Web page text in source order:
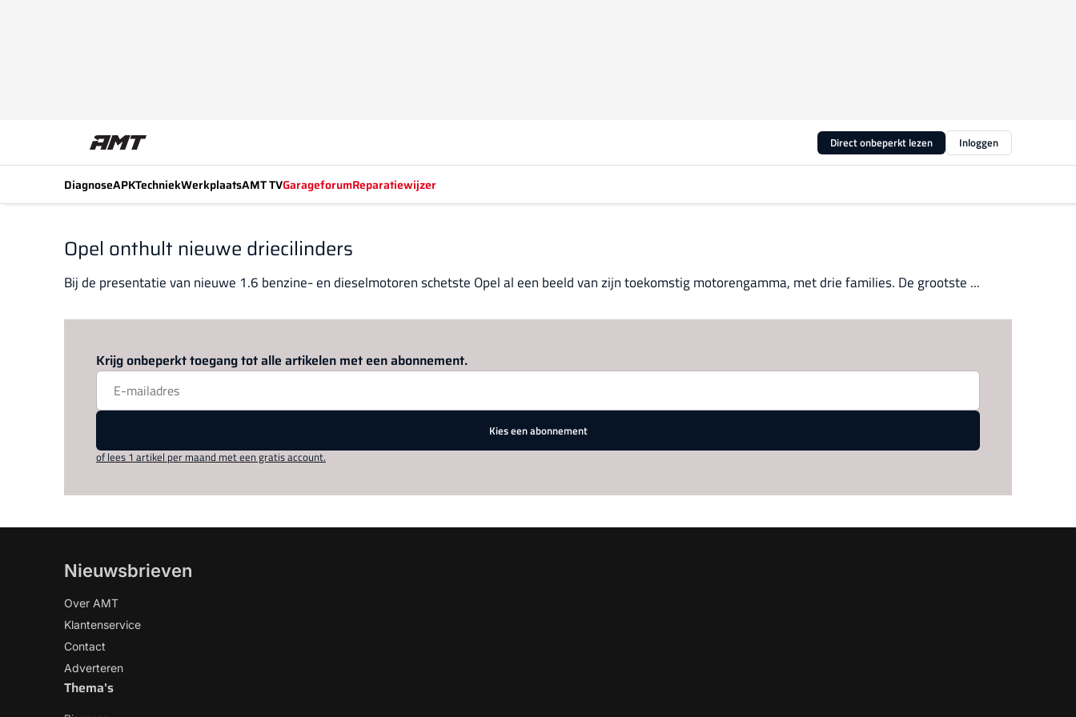
Direct onbeperkt lezen Inloggen
DiagnoseAPKTechniekWerkplaatsAMT TVGarageforumReparatiewijzer
Opel onthult nieuwe driecilinders
Bij de presentatie van nieuwe 1.6 benzine- en dieselmotoren schetste Opel al een beeld van zijn toekomstig motorengamma, met drie families. De grootste ...
Krijg onbeperkt toegang tot alle artikelen met een abonnement.
Kies een abonnement
of lees 1 artikel per maand met een gratis account.
Nieuwsbrieven
Over AMT
Klantenservice
Contact
Adverteren
Thema's